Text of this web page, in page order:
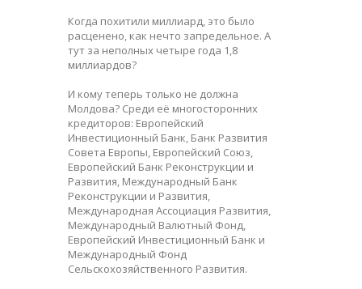
Когда похитили миллиард, это было
расценено, как нечто запредельное. А
тут за неполных четыре года 1,8
миллиардов?
И кому теперь только не должна
Молдова? Среди её многосторонних
кредиторов: Европейский
Инвестиционный Банк, Банк Развития
Совета Европы, Европейский Союз,
Европейский Банк Реконструкции и
Развития, Международный Банк
Реконструкции и Развития,
Международная Ассоциация Развития,
Международный Валютный Фонд,
Европейский Инвестиционный Банк и
Международный Фонд
Сельскохозяйственного Развития.